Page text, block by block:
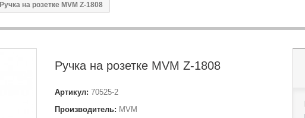
Ручка на розетке MVM Z-1808
Ручка на розетке MVM Z-1808
Артикул: 70525-2
Производитель: MVM